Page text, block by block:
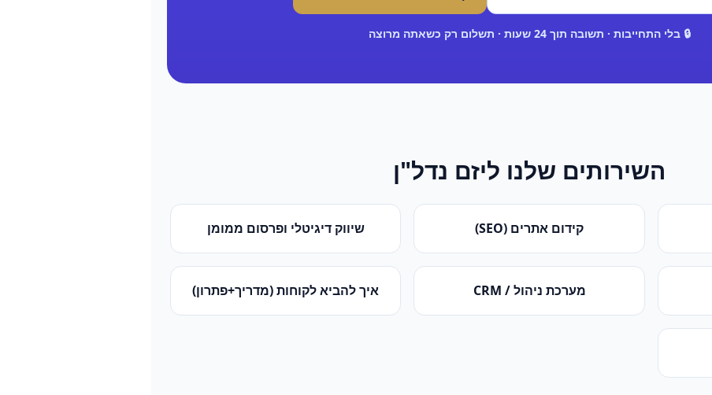
🔒 בלי התחייבות · תשובה תוך 24 שעות · תשלום רק כשאתה מרוצה
השירותים שלנו ליזם נדל"ן
קידום אתרים (SEO) שיווק דיגיטלי ופרסום ממומן
מערכת ניהול / CRM איך להביא לקוחות (מדריך+פתרון)